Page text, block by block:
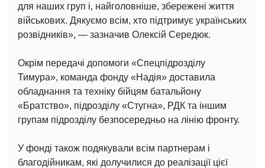
для наших груп і, найголовніше, збережені життя
військових. Дякуємо всім, хто підтримує українських
розвідників», — зазначив Олексій Середюк.
Окрім передачі допомоги «Спецпідрозділу
Тимура», команда фонду «Надія» доставила
обладнання та техніку бійцям батальйону
«Братство», підрозділу «Стугна», РДК та іншим
групам підрозділу безпосередньо на лінію фронту.
У фонді також подякували всім партнерам і
благодійникам, які долучилися до реалізації цієї